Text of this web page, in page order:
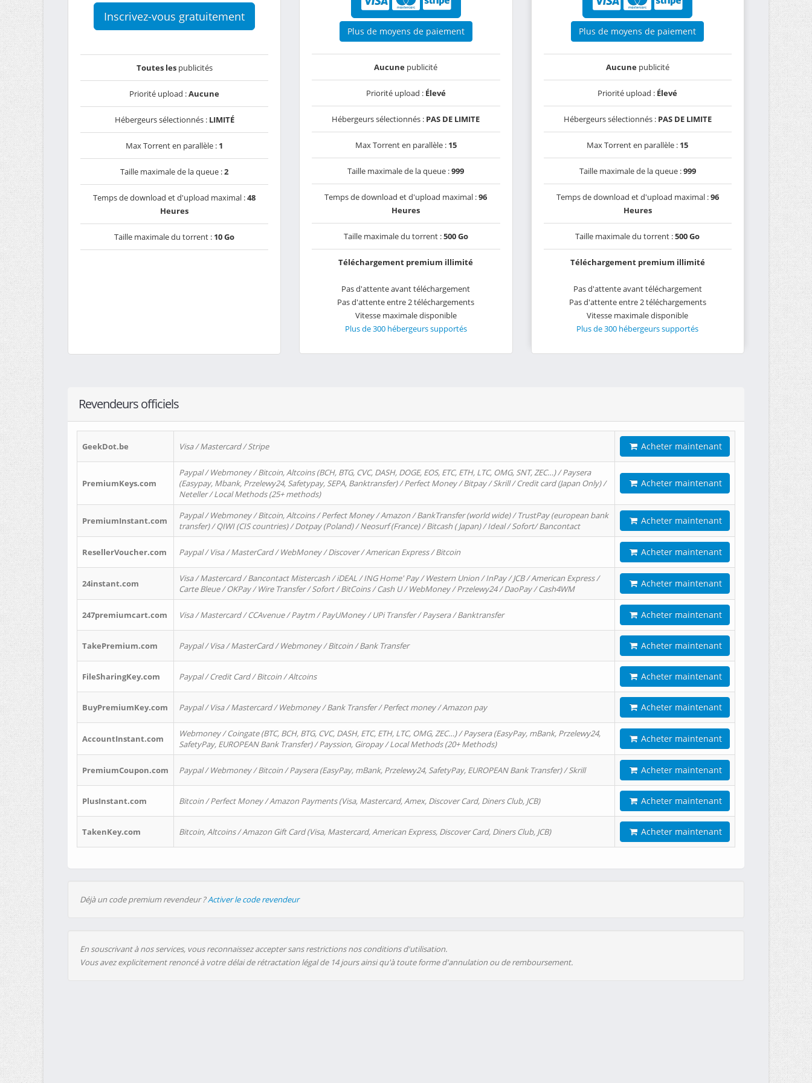
Inscrivez-vous gratuitement
Toutes lespublicités
Priorité upload :Aucune
Hébergeurs sélectionnés : LIMITÉ
Max Torrent en parallèle : 1
Taille maximale de la queue :2
Temps de download et d'upload maximal :48
Heures
Taille maximale du torrent : 10 Go
Plus de moyens de paiement
Aucune publicité
Priorité upload : Élevé
Hébergeurs sélectionnés : PAS DE LIMITE
Max Torrent en parallèle : 15
Taille maximale de la queue :999
Temps de download et d'upload maximal :96
Heures
Taille maximale du torrent :500 Go
Téléchargement premium illimité
Pas d'attente avant téléchargement
Pas d'attente entre 2 téléchargements
Vitesse maximale disponible
Plus de 300 hébergeurs supportés
Plus de moyens de paiement
Aucunepublicité
Priorité upload : Élevé
Hébergeurs sélectionnés : PAS DE LIMITE
Max Torrent en parallèle : 15
Taille maximale de la queue :999
Temps de download et d'upload maximal :96
Heures
Taille maximale du torrent :500 Go
Téléchargement premium illimité
Pas d'attente avant téléchargement
Pas d'attente entre 2 téléchargements
Vitesse maximale disponible
Plus de 300 hébergeurs supportés
Revendeurs officiels
GeekDot.be Visa / Mastercard / Stripe Acheter maintenant
PremiumKeys.com
Paypal / Webmoney / Bitcoin, Altcoins (BCH, BTG, CVC, DASH, DOGE, EOS, ETC, ETH, LTC, OMG, SNT, ZEC…) / Paysera
(Easypay, Mbank, Przelewy24, Safetypay, SEPA, Banktransfer) / Perfect Money / Bitpay / Skrill / Credit card (Japan Only) /
Neteller / Local Methods (25+ methods)
Acheter maintenant
PremiumInstant.com
Paypal / Webmoney / Bitcoin, Altcoins / Perfect Money / Amazon / BankTransfer (world wide) / TrustPay (european bank
transfer) / QIWI (CIS countries) / Dotpay (Poland) / Neosurf (France) / Bitcash ( Japan) / Ideal / Sofort/ Bancontact
Acheter maintenant
ResellerVoucher.com Paypal / Visa / MasterCard / WebMoney / Discover / American Express / Bitcoin Acheter maintenant
24instant.com
Visa / Mastercard / Bancontact Mistercash / iDEAL / ING Home' Pay / Western Union / InPay / JCB / American Express /
Carte Bleue / OKPay / Wire Transfer / Sofort / BitCoins / Cash U / WebMoney / Przelewy24 / DaoPay / Cash4WM
Acheter maintenant
247premiumcart.com Visa / Mastercard / CCAvenue / Paytm / PayUMoney / UPi Transfer / Paysera / Banktransfer Acheter maintenant
TakePremium.com Paypal / Visa / MasterCard / Webmoney / Bitcoin / Bank Transfer Acheter maintenant
FileSharingKey.com Paypal / Credit Card / Bitcoin / Altcoins Acheter maintenant
BuyPremiumKey.com Paypal / Visa / Mastercard / Webmoney / Bank Transfer / Perfect money / Amazon pay Acheter maintenant
AccountInstant.com
Webmoney / Coingate (BTC, BCH, BTG, CVC, DASH, ETC, ETH, LTC, OMG, ZEC…) / Paysera (EasyPay, mBank, Przelewy24,
SafetyPay, EUROPEAN Bank Transfer) / Payssion, Giropay / Local Methods (20+ Methods)
Acheter maintenant
PremiumCoupon.com Paypal / Webmoney / Bitcoin / Paysera (EasyPay, mBank, Przelewy24, SafetyPay, EUROPEAN Bank Transfer) / Skrill Acheter maintenant
PlusInstant.com Bitcoin / Perfect Money / Amazon Payments (Visa, Mastercard, Amex, Discover Card, Diners Club, JCB) Acheter maintenant
TakenKey.com Bitcoin, Altcoins / Amazon Gift Card (Visa, Mastercard, American Express, Discover Card, Diners Club, JCB) Acheter maintenant
Déjà un code premium revendeur ?Activer le code revendeur
En souscrivant à nos services, vous reconnaissez accepter sans restrictions nos conditions d'utilisation.
Vous avez explicitement renoncé à votre délai de rétractation légal de 14 jours ainsi qu'à toute forme d'annulation ou de remboursement.